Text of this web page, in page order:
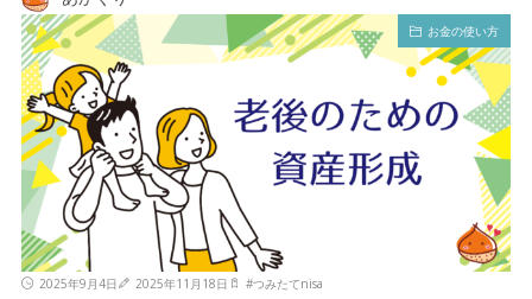
お金の使い方
2025年9月4日 2025年11月18日 #つみたてnisa